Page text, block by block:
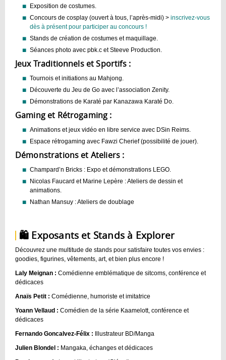
Exposition de costumes.
Concours de cosplay (ouvert à tous, l’après-midi) > inscrivez-vous
dès à présent pour participer au concours !
Stands de création de costumes et maquillage.
Séances photo avec pbk.c et Steeve Production.
Jeux Traditionnels et Sportifs :
Tournois et initiations au Mahjong.
Découverte du Jeu de Go avec l’association Zenity.
Démonstrations de Karaté par Kanazawa Karaté Do.
Gaming et Rétrogaming :
Animations et jeux vidéo en libre service avec DSin Reims.
Espace rétrogaming avec Fawzi Cherief (possibilité de jouer).
Démonstrations et Ateliers :
Champard’n Bricks : Expo et démonstrations LEGO.
Nicolas Faucard et Marine Lepère : Ateliers de dessin et
animations.
Nathan Mansuy : Ateliers de doublage
🛍️ Exposants et Stands à Explorer
Découvrez une multitude de stands pour satisfaire toutes vos envies :
goodies, figurines, vêtements, art, et bien plus encore !
Laly Meignan : Comédienne emblématique de sitcoms, conférence et
dédicaces
Anaïs Petit : Comédienne, humoriste et imitatrice
Yoann Vellaud : Comédien de la série Kaamelott, conférence et
dédicaces
Fernando Goncalvez-Félix : Illustrateur BD/Manga
Julien Blondel : Mangaka, échanges et dédicaces